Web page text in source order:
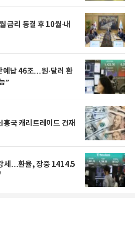
금리 동결 후 10월·내
예납 46조…원·달러 환
”
흥국 캐리트레이드 건재
세…환율, 장중 1414.5